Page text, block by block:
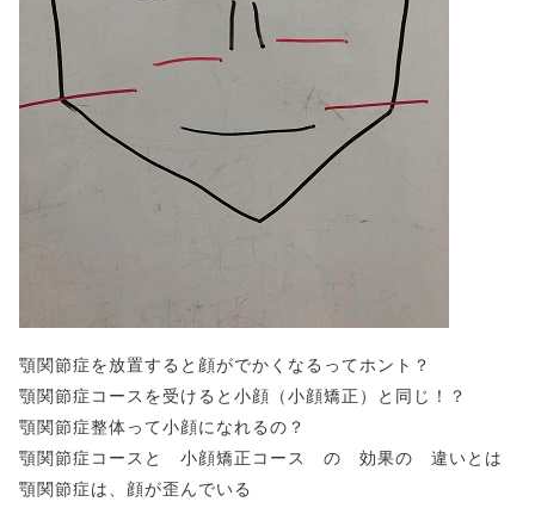
顎関節症を放置すると顔がでかくなるってホント？
顎関節症コースを受けると小顔（小顔矯正）と同じ！？
顎関節症整体って小顔になれるの？
顎関節症コースと 小顔矯正コース の 効果の 違いとは
顎関節症は、顔が歪んでいる